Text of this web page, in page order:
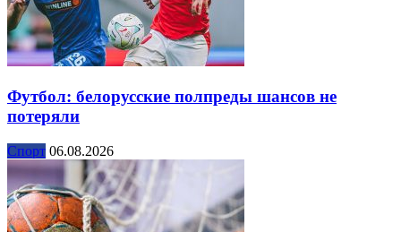
Футбол: белорусские полпреды шансов не
потеряли
Спорт 06.08.2026